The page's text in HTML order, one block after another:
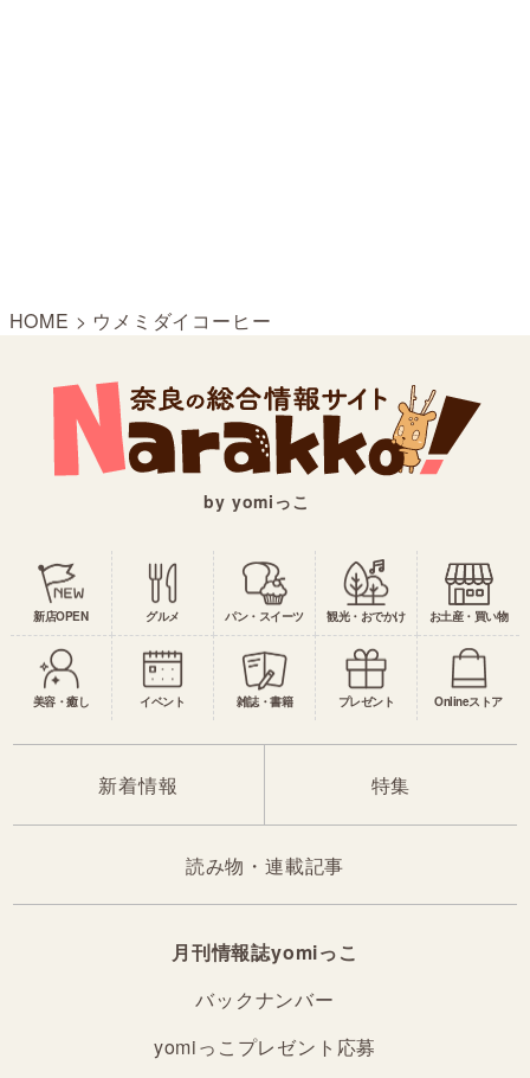
HOME > ウメミダイコーヒー
by yomiっこ
新店OPEN グルメ パン・スイーツ 観光・おでかけ お土産・買い物
美容・癒し イベント 雑誌・書籍 プレゼント Onlineストア
新着情報 特集
読み物・連載記事
月刊情報誌yomiっこ
バックナンバー
yomiっこプレゼント応募